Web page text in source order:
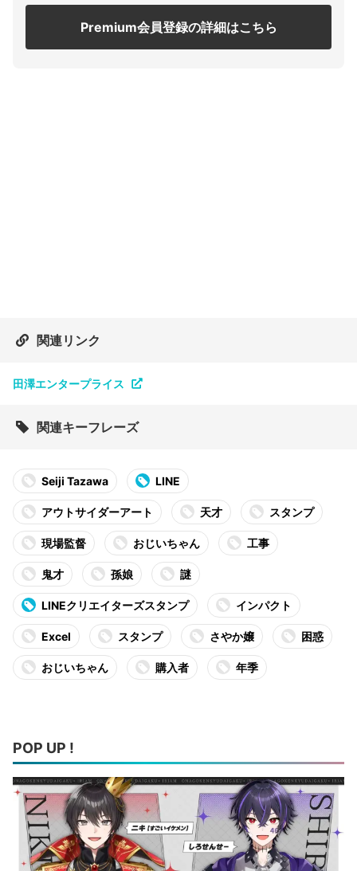
Premium会員登録の詳細はこちら
関連リンク
田澤エンタープライス
関連キーフレーズ
Seiji Tazawa LINE
アウトサイダーアート 天才 スタンプ
現場監督 おじいちゃん 工事
鬼才 孫娘 謎
LINEクリエイターズスタンプ インパクト
Excel スタンプ さやか嬢 困惑
おじいちゃん 購入者 年季
POP UP !